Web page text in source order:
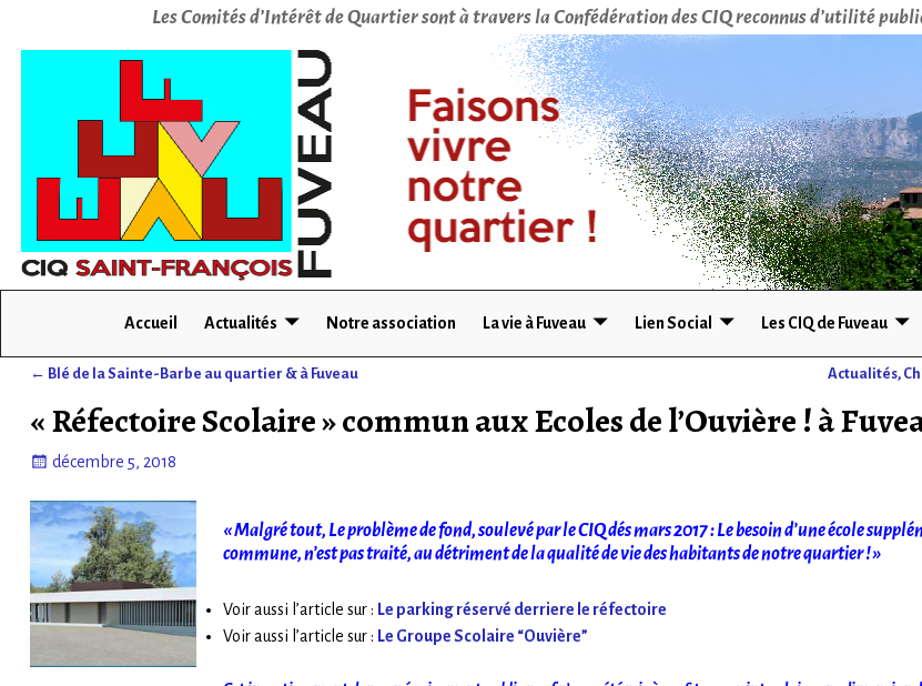
Les Comités d’Intérêt de Quartier sont à travers la Confédération des CIQ reconnus d’utilité
Accueil Actualités Notre association La vie à Fuveau Lien Social Les CIQ de Fuveau
← Blé de la Sainte-Barbe au quartier & à Fuveau Actualités,
« Réfectoire Scolaire » commun aux Ecoles de l’Ouvière ! à
décembre 5, 2018
«Malgré tout, Le problème de fond, soulevé par le CIQ dés mars 2017 : Le besoin d’une école
commune, n’est pas traité, au détriment de la qualité de vie des habitants de notre quartier ! »
Voir aussi l’article sur : Le parking réservé derriere le réfectoire
Voir aussi l’article sur : Le Groupe Scolaire “Ouvière”